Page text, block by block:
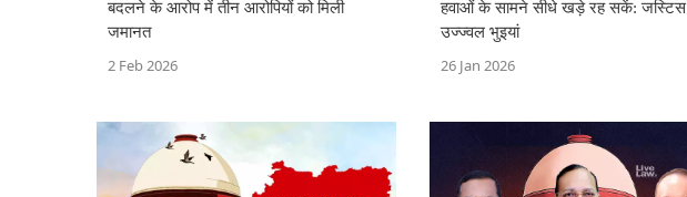
बदलने के आरोप में तीन आरोपियों को मिली
जमानत
2 Feb 2026
हवाओं के सामने सीधे खड़े रह सकें: जस्टिस
उज्ज्वल भुइयां
26 Jan 2026